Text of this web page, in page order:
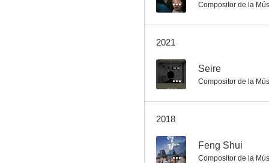
6.3
5.0
Compositor de la
2021
-- Seire
Compositor de la
2018
-- Feng Shui
Compositor de la